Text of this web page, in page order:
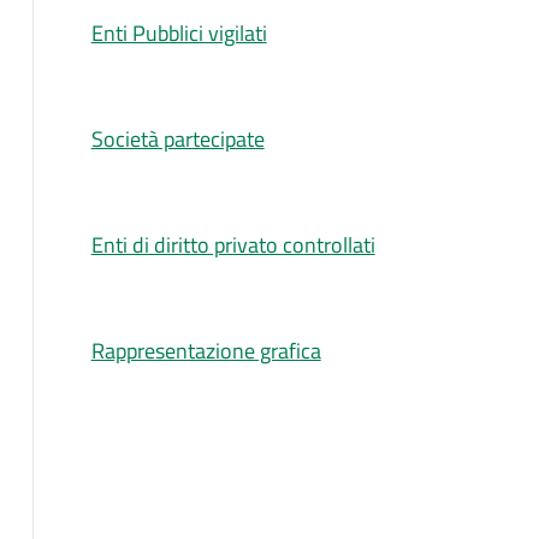
Descrizione
Enti Pubblici vigilati
Società partecipate
Enti di diritto privato controllati
Rappresentazione grafica